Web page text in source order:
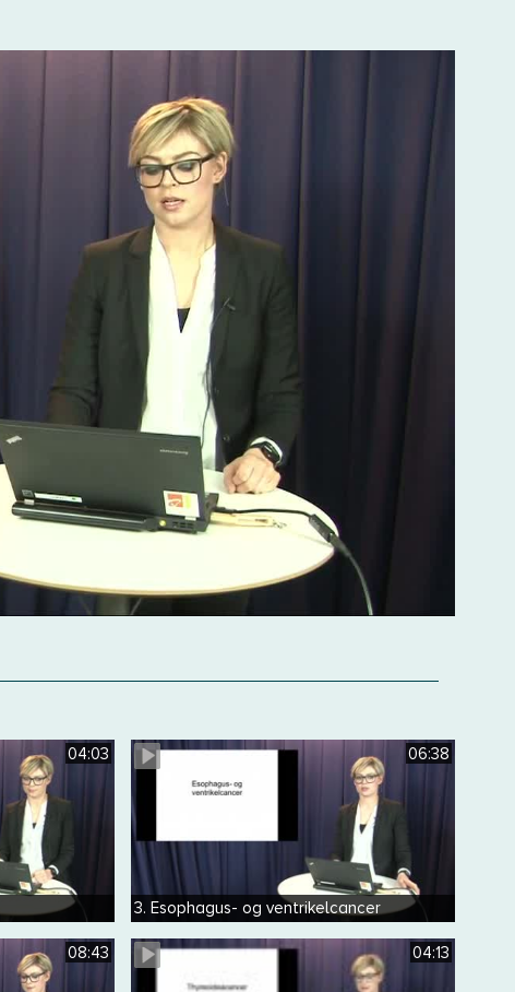
04:03 06:38
3. Esophagus- og ventrikelcancer
08:43 04:13